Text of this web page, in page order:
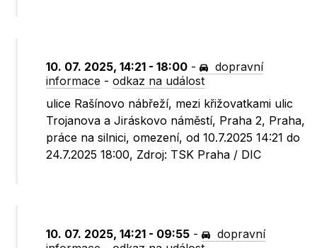
10. 07. 2025, 14:21 - 18:00 -
dopravní
informace -odkaz na událost
ulice Rašínovo nábřeží, mezi křižovatkami ulic
Trojanova a Jiráskovo náměstí, Praha 2, Praha,
práce na silnici, omezení, od 10.7.2025 14:21 do
24.7.2025 18:00, Zdroj: TSK Praha / DIC
10. 07. 2025, 14:21 - 09:55 -
dopravní